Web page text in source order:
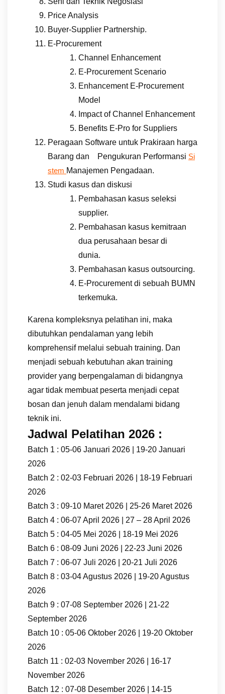
Price Analysis
Buyer-Supplier Partnership.
E-Procurement
Channel Enhancement
E-Procurement Scenario
Enhancement E-Procurement
Model
Impact of Channel Enhancement
Benefits E-Pro for Suppliers
Peragaan Software untuk Prakiraan harga
Barang dan Pengukuran Performansi Si
stem Manajemen Pengadaan.
Studi kasus dan diskusi
Pembahasan kasus seleksi
supplier.
Pembahasan kasus kemitraan
dua perusahaan besar di
dunia.
Pembahasan kasus outsourcing.
E-Procurement di sebuah BUMN
terkemuka.
Karena kompleksnya pelatihan ini, maka
dibutuhkan pendalaman yang lebih
komprehensif melalui sebuah training. Dan
menjadi sebuah kebutuhan akan training
provider yang berpengalaman di bidangnya
agar tidak membuat peserta menjadi cepat
bosan dan jenuh dalam mendalami bidang
teknik ini.
Jadwal Pelatihan 2026 :
Batch 1 : 05-06 Januari 2026 | 19-20 Januari
2026
Batch 2 : 02-03 Februari 2026 | 18-19 Februari
2026
Batch 3 : 09-10 Maret 2026 | 25-26 Maret 2026
Batch 4 : 06-07 April 2026 | 27 – 28 April 2026
Batch 5 : 04-05 Mei 2026 | 18-19 Mei 2026
Batch 6 : 08-09 Juni 2026 | 22-23 Juni 2026
Batch 7 : 06-07 Juli 2026 | 20-21 Juli 2026
Batch 8 : 03-04 Agustus 2026 | 19-20 Agustus
2026
Batch 9 : 07-08 September 2026 | 21-22
September 2026
Batch 10 : 05-06 Oktober 2026 | 19-20 Oktober
2026
Batch 11 : 02-03 November 2026 | 16-17
November 2026
Batch 12 : 07-08 Desember 2026 | 14-15